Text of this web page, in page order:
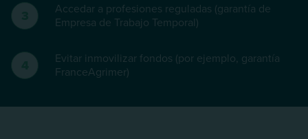
Accedar a profesiones reguladas (garantía de
Empresa de Trabajo Temporal)
Evitar inmovilizar fondos (por ejemplo, garantía
FranceAgrimer)